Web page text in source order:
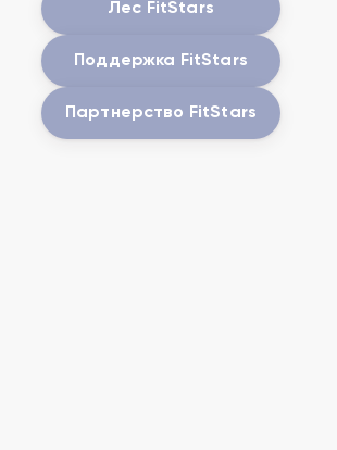
Лес FitStars
Поддержка FitStars
Партнерство FitStars